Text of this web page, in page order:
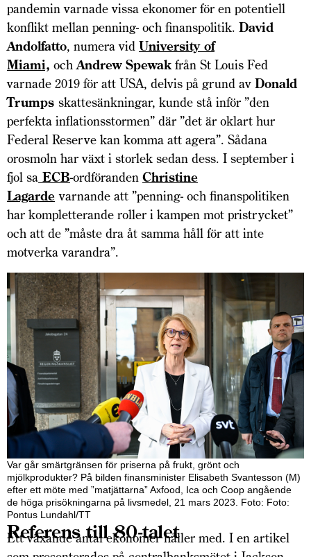
pandemin varnade vissa ekonomer för en potentiell
konflikt mellan penning- och finanspolitik. David
Andolfatto, numera vid University of
Miami, ochAndrew Spewakfrån St Louis Fed
varnade 2019 för att USA, delvis på grund av Donald
Trumps skattesänkningar, kunde stå inför ”den
perfekta inflationsstormen” där ”det är oklart hur
Federal Reserve kan komma att agera”. Sådana
orosmoln har växt i storlek sedan dess. I september i
fjol sa ECB-ordföranden Christine
Lagarde varnande att ”penning- och finanspolitiken
har kompletterande roller i kampen mot pristrycket”
och att de ”måste dra åt samma håll för att inte
motverka varandra”.
Var går smärtgränsen för priserna på frukt, grönt och
mjölkprodukter? På bilden finansminister Elisabeth Svantesson (M)
efter ett möte med ”matjättarna” Axfood, Ica och Coop angående
de höga prisökningarna på livsmedel, 21 mars 2023. Foto: Foto:
Pontus Lundahl/TT
Referens till 80-talet
Ett växande antal ekonomer håller med. I en artikel